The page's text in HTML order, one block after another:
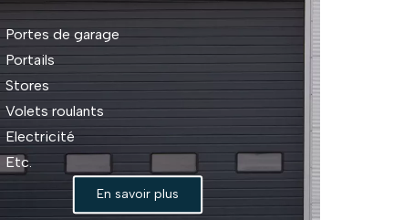
Portes de garage
Portails
Stores
Volets roulants
Electricité
Etc.
En savoir plus